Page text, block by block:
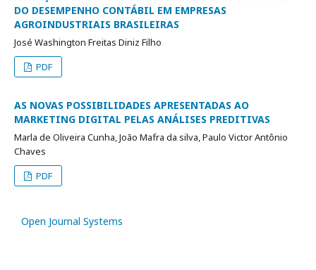
DO DESEMPENHO CONTÁBIL EM EMPRESAS
AGROINDUSTRIAIS BRASILEIRAS
José Washington Freitas Diniz Filho
PDF
AS NOVAS POSSIBILIDADES APRESENTADAS AO
MARKETING DIGITAL PELAS ANÁLISES PREDITIVAS
Marla de Oliveira Cunha, João Mafra da silva, Paulo Victor Antônio
Chaves
PDF
Open Journal Systems